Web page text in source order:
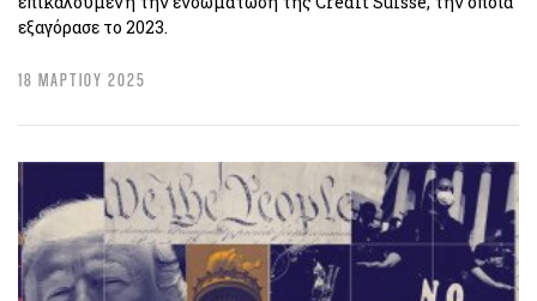
εξαγόρασε το 2023.
18 ΜΑΡΤΙΟΥ 2025